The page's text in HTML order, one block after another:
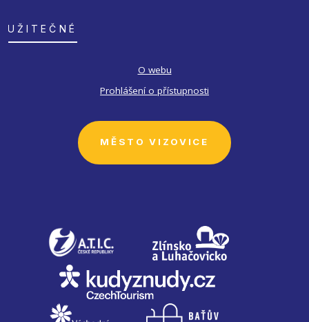
UŽITEČNÉ
O webu
Prohlášení o přístupnosti
MĚSTO VIZOVICE